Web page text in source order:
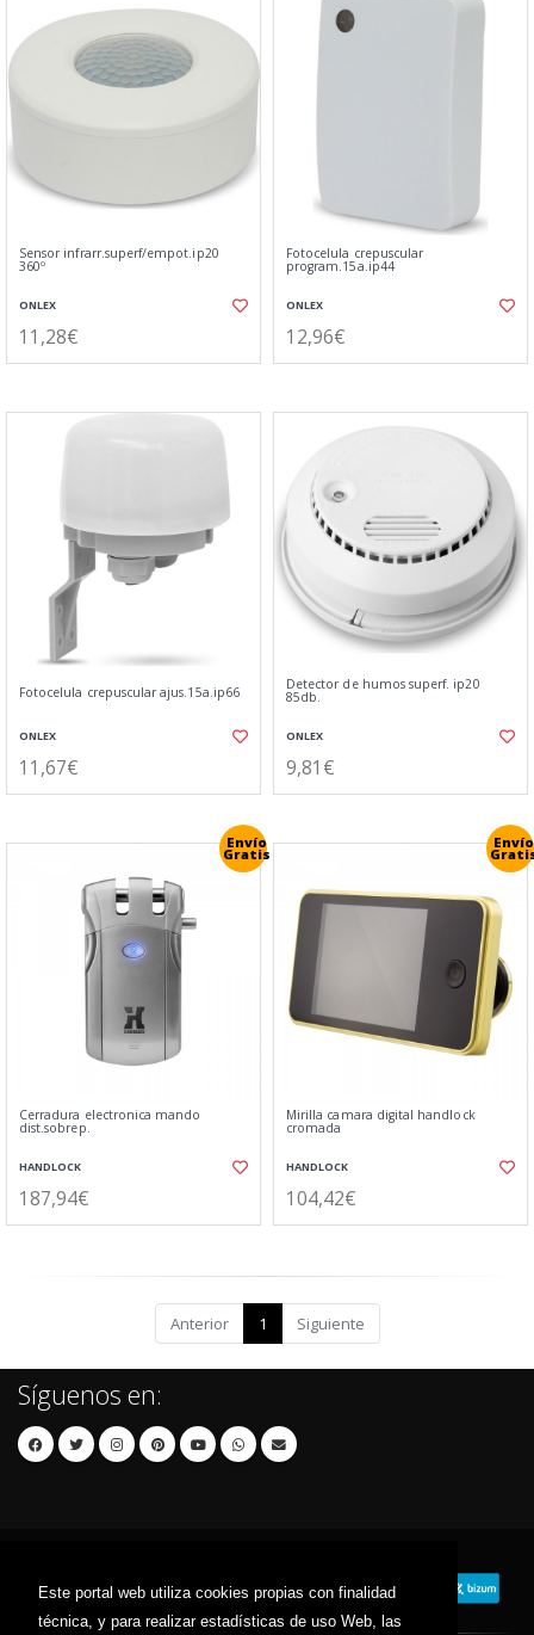
Este portal web utiliza cookies propias con finalidad
técnica, y para realizar estadísticas de uso Web, las
Sensor infrarr.superf/empot.ip20
360º
ONLEX
11,28€
Fotocelula crepuscular
program.15a.ip44
ONLEX
12,96€
Fotocelula crepuscular ajus.15a.ip66
ONLEX
11,67€
Detector de humos superf. ip20
85db.
ONLEX
9,81€
Envío
Gratis
Cerradura electronica mando
dist.sobrep.
HANDLOCK
187,94€
Envío
Mirilla camara digital handlock
cromada
HANDLOCK
104,42€
Anterior 1 Siguiente
Síguenos en: